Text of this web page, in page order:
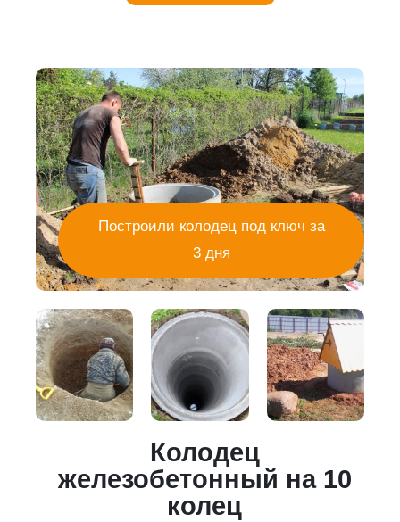
Построили колодец под ключ за
3 дня
Колодец
железобетонный на 10
колец